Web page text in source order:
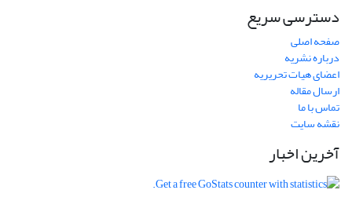
دسترسی سریع
صفحه اصلی
درباره نشریه
اعضای هیات تحریریه
ارسال مقاله
تماس با ما
نقشه سایت
آخرین اخبار